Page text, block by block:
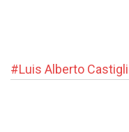
#Luis Alberto